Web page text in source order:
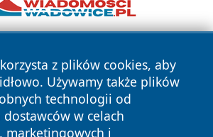
z plików cookies, aby
Używamy także plików
technologii od
w celach
marketingowych i
Wszystkie prawa zastrzeżone.